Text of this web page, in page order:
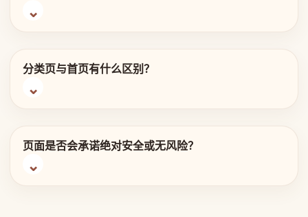
分类页与首页有什么区别？
页面是否会承诺绝对安全或无风险？